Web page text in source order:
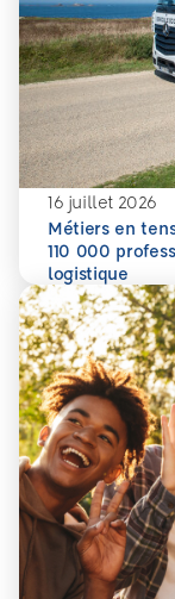
16 juillet 2026
Métiers en
110 000
logistique
En savoir plus
Métiers en